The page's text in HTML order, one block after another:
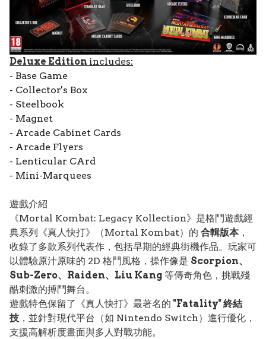
Deluxe Edition includes:
- Base Game
- Collector's Box
- Steelbook
- Magnet
- Arcade Cabinet Cards
- Arcade Flyers
- Lenticular CArd
- Mini-Marquees
遊戲介紹
《Mortal Kombat: Legacy Kollection》是格鬥遊戲經
典系列《真人快打》（Mortal Kombat）的 合輯版本，
收錄了多款系列代表作，包括早期的經典街機作品。玩家可
以體驗原汁原味的 2D 格鬥風格，操作像是 Scorpion、
Sub-Zero、Raiden、Liu Kang 等傳奇角色，挑戰殘
酷刺激的搏鬥舞台。
遊戲特色保留了《真人快打》最著名的 "Fatality" 終結
技 ，並針對現代平台（如 Nintendo Switch）進行優化，
支援高解析度畫面與多人對戰功能。